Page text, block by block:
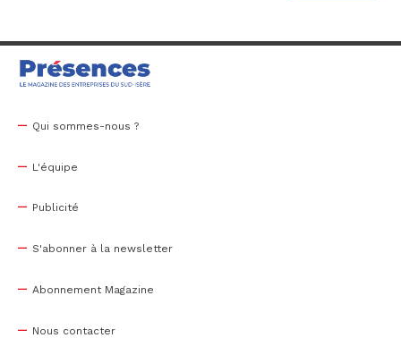
Qui sommes-nous ?
L'équipe
Publicité
S'abonner à la newsletter
Abonnement Magazine
Nous contacter